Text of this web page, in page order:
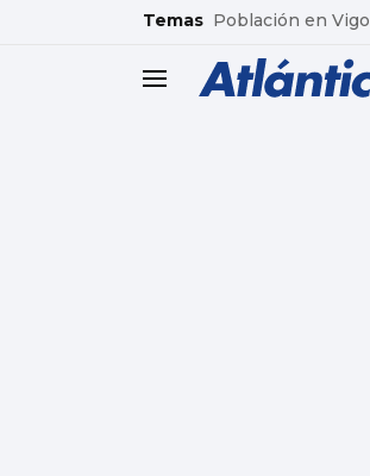
common.go-to-content
Temas Población en Vigo
header.menu.open